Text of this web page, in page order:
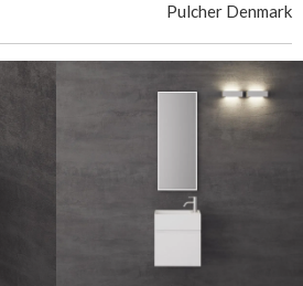
Pulcher Denmark